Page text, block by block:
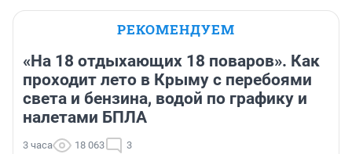
РЕКОМЕНДУЕМ
«На 18 отдыхающих 18 поваров». Как
проходит лето в Крыму с перебоями
света и бензина, водой по графику и
налетами БПЛА
3 часа 18 063 3